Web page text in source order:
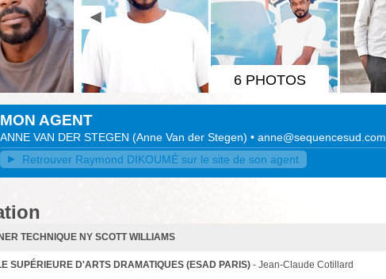
6 PHOTOS
MON AGENT
ANNE VAN DER STEGEN (Anne Van der Stegen) • anne@sequencesud.com
Retrouver Raymond DIKOUMÉ sur le site de son agent
TECHNIQUE NY SCOTT WILLIAMS
SUPÉRIEURE D'ARTS DRAMATIQUES (ESAD PARIS) - Jean-Claude Cotillard